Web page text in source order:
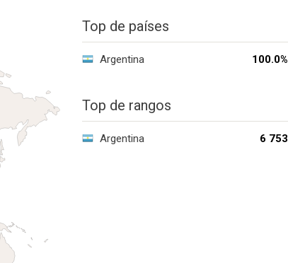
Top de países
Argentina 100.0%
Top de rangos
Argentina 6 753